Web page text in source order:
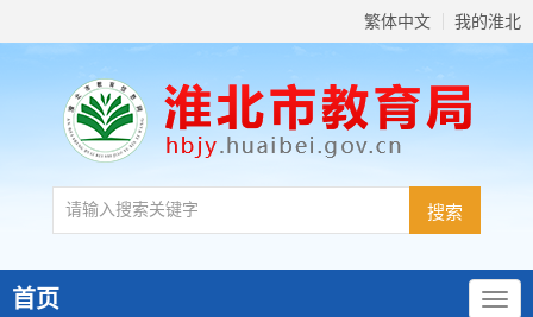
繁体中文 我的淮北
首页